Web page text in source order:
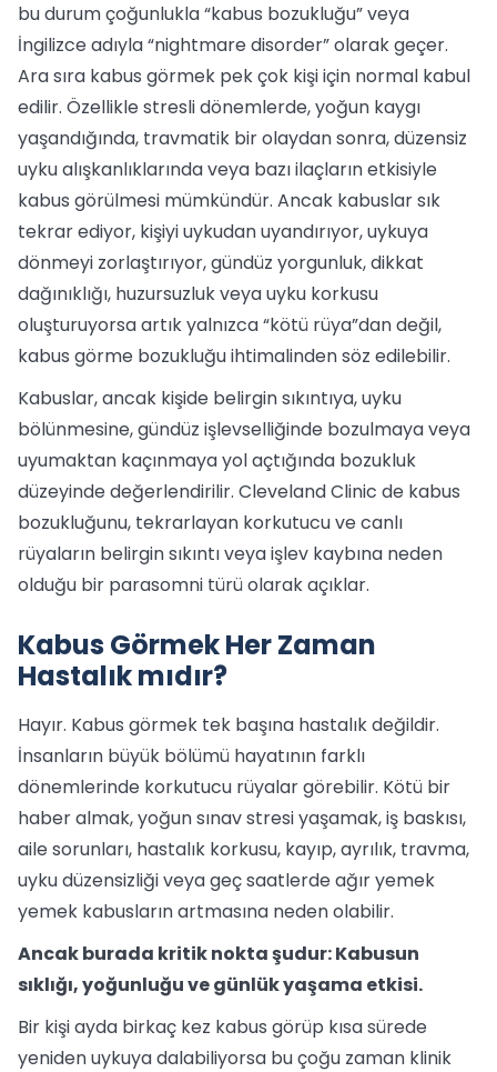
bu durum çoğunlukla “kabus bozukluğu” veya
İngilizce adıyla “nightmare disorder” olarak geçer.
Ara sıra kabus görmek pek çok kişi için normal kabul
edilir. Özellikle stresli dönemlerde, yoğun kaygı
yaşandığında, travmatik bir olaydan sonra, düzensiz
uyku alışkanlıklarında veya bazı ilaçların etkisiyle
kabus görülmesi mümkündür. Ancak kabuslar sık
tekrar ediyor, kişiyi uykudan uyandırıyor, uykuya
dönmeyi zorlaştırıyor, gündüz yorgunluk, dikkat
dağınıklığı, huzursuzluk veya uyku korkusu
oluşturuyorsa artık yalnızca “kötü rüya”dan değil,
kabus görme bozukluğu ihtimalinden söz edilebilir.
Kabuslar, ancak kişide belirgin sıkıntıya, uyku
bölünmesine, gündüz işlevselliğinde bozulmaya veya
uyumaktan kaçınmaya yol açtığında bozukluk
düzeyinde değerlendirilir. Cleveland Clinic de kabus
bozukluğunu, tekrarlayan korkutucu ve canlı
rüyaların belirgin sıkıntı veya işlev kaybına neden
olduğu bir parasomni türü olarak açıklar.
Kabus Görmek Her Zaman
Hastalık mıdır?
Hayır. Kabus görmek tek başına hastalık değildir.
İnsanların büyük bölümü hayatının farklı
dönemlerinde korkutucu rüyalar görebilir. Kötü bir
haber almak, yoğun sınav stresi yaşamak, iş baskısı,
aile sorunları, hastalık korkusu, kayıp, ayrılık, travma,
uyku düzensizliği veya geç saatlerde ağır yemek
yemek kabusların artmasına neden olabilir.
Ancak burada kritik nokta şudur: Kabusun
sıklığı, yoğunluğu ve günlük yaşama etkisi.
Bir kişi ayda birkaç kez kabus görüp kısa sürede
yeniden uykuya dalabiliyorsa bu çoğu zaman klinik